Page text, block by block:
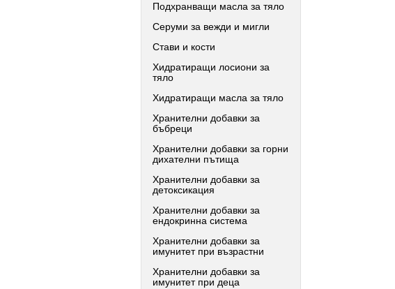
Подхранващи масла за тяло
Серуми за вежди и мигли
Стави и кости
Хидратиращи лосиони за
тяло
Хидратиращи масла за тяло
Хранителни добавки за
бъбреци
Хранителни добавки за горни
дихателни пътища
Хранителни добавки за
детоксикация
Хранителни добавки за
ендокринна система
Хранителни добавки за
имунитет при възрастни
Хранителни добавки за
имунитет при деца